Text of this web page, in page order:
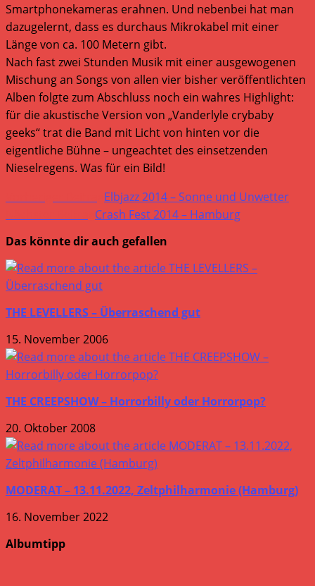
Smartphonekameras erahnen. Und nebenbei hat man
dazugelernt, dass es durchaus Mikrokabel mit einer
Länge von ca. 100 Metern gibt.
Nach fast zwei Stunden Musik mit einer ausgewogenen
Mischung an Songs von allen vier bisher veröffentlichten
Alben folgte zum Abschluss noch ein wahres Highlight:
für die akustische Version von „Vanderlyle crybaby
geeks“ trat die Band mit Licht von hinten vor die
eigentliche Bühne – ungeachtet des einsetzenden
Nieselregens. Was für ein Bild!
Weitere
Artikel
ansehen
Elbjazz 2014 – Sonne und Unwetter
Crash Fest 2014 – Hamburg
Das könnte dir auch gefallen
THE LEVELLERS – Überraschend gut
15. November 2006
THE CREEPSHOW – Horrorbilly oder Horrorpop?
20. Oktober 2008
MODERAT – 13.11.2022, Zeltphilharmonie (Hamburg)
16. November 2022
Albumtipp